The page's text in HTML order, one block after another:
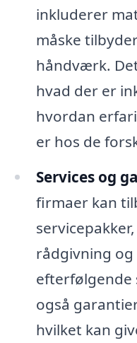
inkluderer
måske
håndværk.
hvad der er
hvordan
er hos de
Services og
firmaer kan
rådgivning
efterfølgende
også
hvilket kan